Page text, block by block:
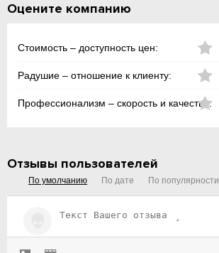
Оцените компанию
Стоимость – доступность цен:
Радушие – отношение к клиенту:
Профессионализм – скорость и качество:
Отзывы пользователей
По умолчанию По дате По популярности